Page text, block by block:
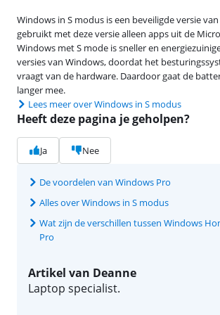
Windows in S modus is een beveiligde versie van
gebruikt met deze versie alleen apps uit de
Windows met S mode is sneller en
versies van Windows, doordat het
vraagt van de hardware. Daardoor gaat de
langer mee.
Lees meer over Windows in S modus
Heeft deze pagina je geholpen?
Ja Nee
De voordelen van Windows Pro
Alles over Windows in S modus
Wat zijn de verschillen tussen Windows
Pro
Artikel van Deanne
Laptop specialist.